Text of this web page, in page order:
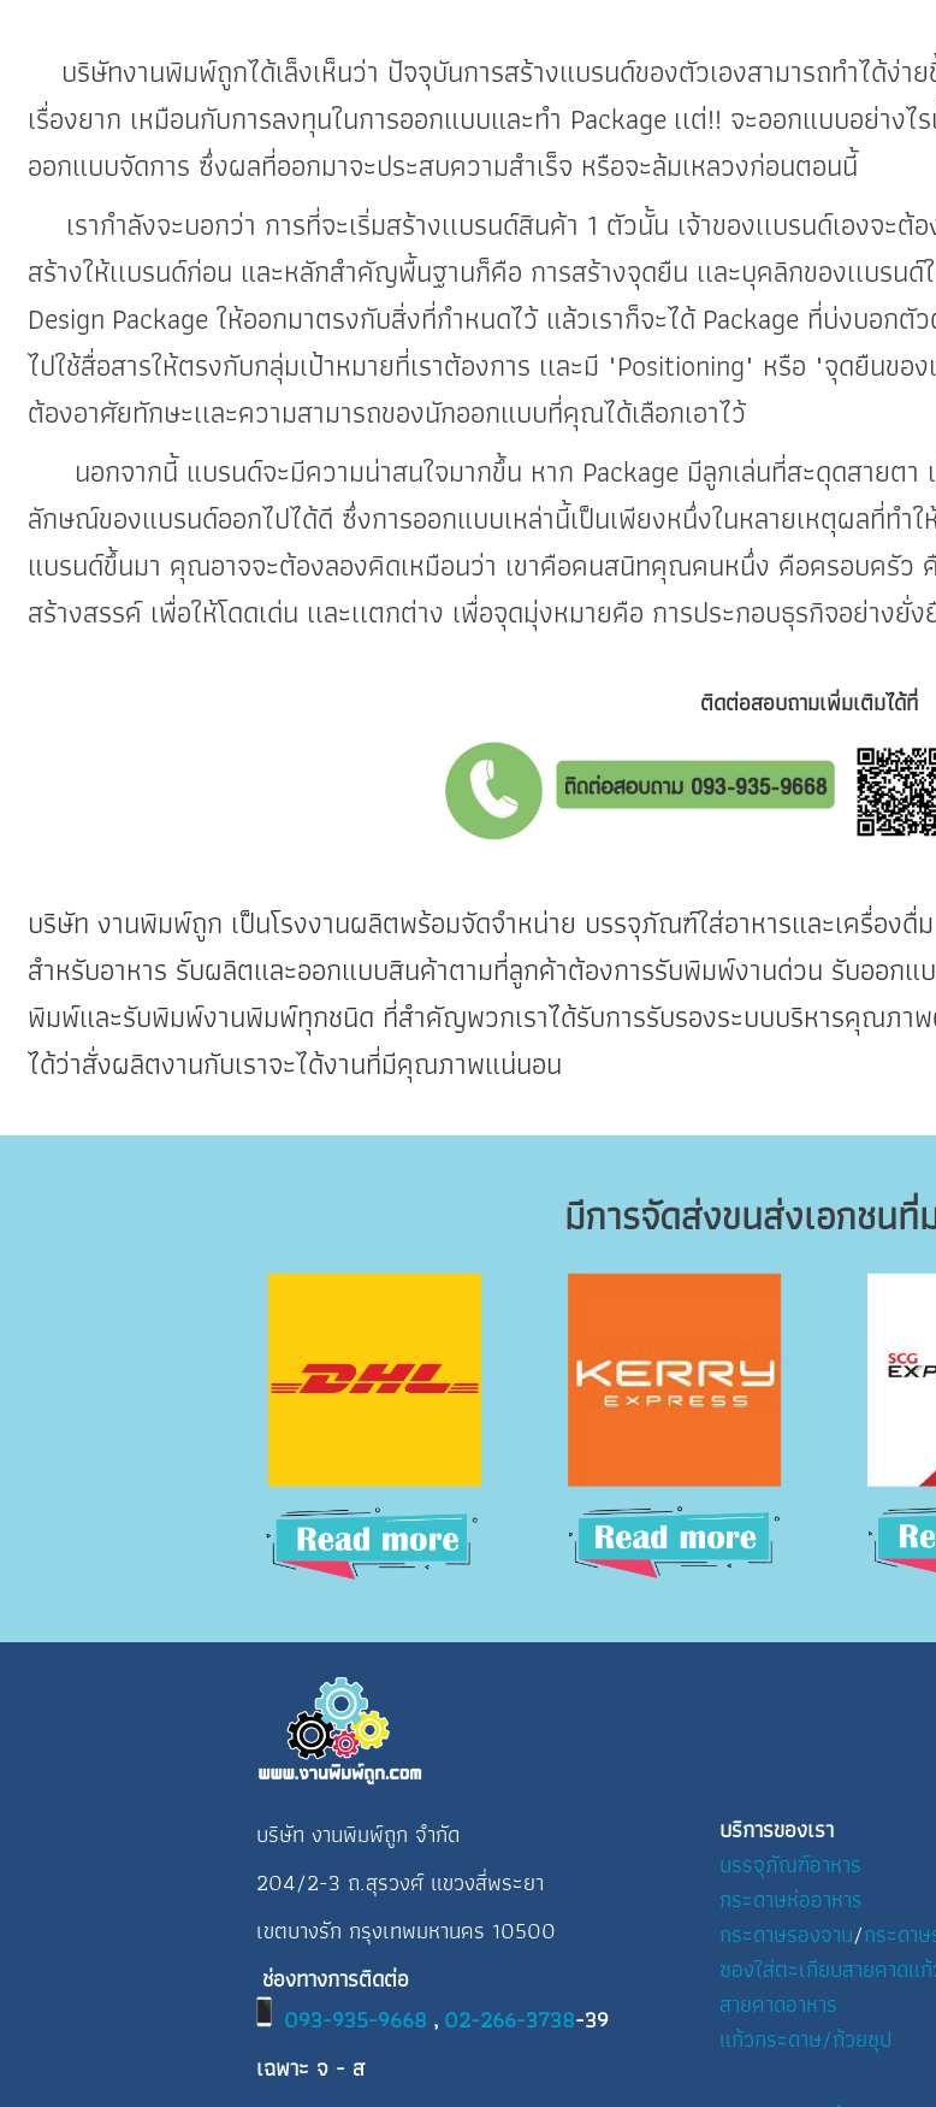
บริษัทงานพิมพ์ถูกได้เล็งเห็นว่า ปัจจุบันการสร้างแบรนด์ของตัวเองสามารถทำได้ง่า
เรื่องยาก เหมือนกับการลงทุนในการออกแบบและทำ Package เเต่!! จะออกแบบอย่าง
ออกแบบจัดการ ซึ่งผลที่ออกมาจะประสบความสำเร็จ หรือจะล้มเหลวงก่อนตอนนี้
เรากำลังจะบอกว่า การที่จะเริ่มสร้างเเบรนด์สินค้า 1 ตัวนั้น เจ้าของเเบรนด์เองจะ
สร้างให้เเบรนด์ก่อน และหลักสำคัญพื้นฐานก็คือ การสร้างจุดยืน เเละบุคลิกของเเบร
Design Package ให้ออกมาตรงกับสิ่งที่กำหนดไว้ แล้วเราก็จะได้ Package ที่บ่งบอก
ไปใช้สื่อสารให้ตรงกับกลุ่มเป้าหมายที่เราต้องการ เเละมี "Positioning" หรือ "จุดยืนขอ
ต้องอาศัยทักษะเเละความสามารถของนักออกแบบที่คุณได้เลือกเอาไว้
นอกจากนี้ แบรนด์จะมีความน่าสนใจมากขึ้น หาก Package มีลูกเล่นที่สะดุดสายตา
ลักษณ์ของแบรนด์ออกไปได้ดี ซึ่งการออกแบบเหล่านี้เป็นเพียงหนึ่งในหลายเหตุผลที่ทำ
แบรนด์ขึ้นมา คุณอาจจะต้องลองคิดเหมือนว่า เขาคือคนสนิทคุณคนหนึ่ง คือครอบครัว คื
สร้างสรรค์ เพื่อให้โดดเด่น เเละเเตกต่าง เพื่อจุดมุ่งหมายคือ การประกอบธุรกิจอย่างยั่
ติดต่อสอบถามเพิ่มเติมได้ที่
บริษัท งานพิมพ์ถูก เป็นโรงงานผลิตพร้อมจัดจำหน่าย บรรจุภัณฑ์ใส่อาหารและเครื่อง
สำหรับอาหาร รับผลิตและออกแบบสินค้าตามที่ลูกค้าต้องการรับพิมพ์งานด่วน รับออ
พิมพ์และรับพิมพ์งานพิมพ์ทุกชนิด ที่สำคัญพวกเราได้รับการรับรองระบบบริหารคุณภา
ได้ว่าสั่งผลิตงานกับเราจะได้งานที่มีคุณภาพแน่นอน
มีการจัดส่งขนส่งเอกชนที่
บริษัท งานพิมพ์ถูก จำกัด
204/2-3 ถ.สุรวงศ์ แขวงสี่พระยา
เขตบางรัก กรุงเทพมหานคร 10500
ช่องทางการติดต่อ
093-935-9668 , 02-266-3738-39
เฉพาะ จ - ส
บริการของเรา
บรรจุภัณฑ์อาหาร
กระดาษห่ออาหาร
กระดาษรองจาน/กระดา
ซองใส่ตะเกียบสายคาดแ
สายคาดอาหาร
แก้วกระดาษ/ถ้วยซุป